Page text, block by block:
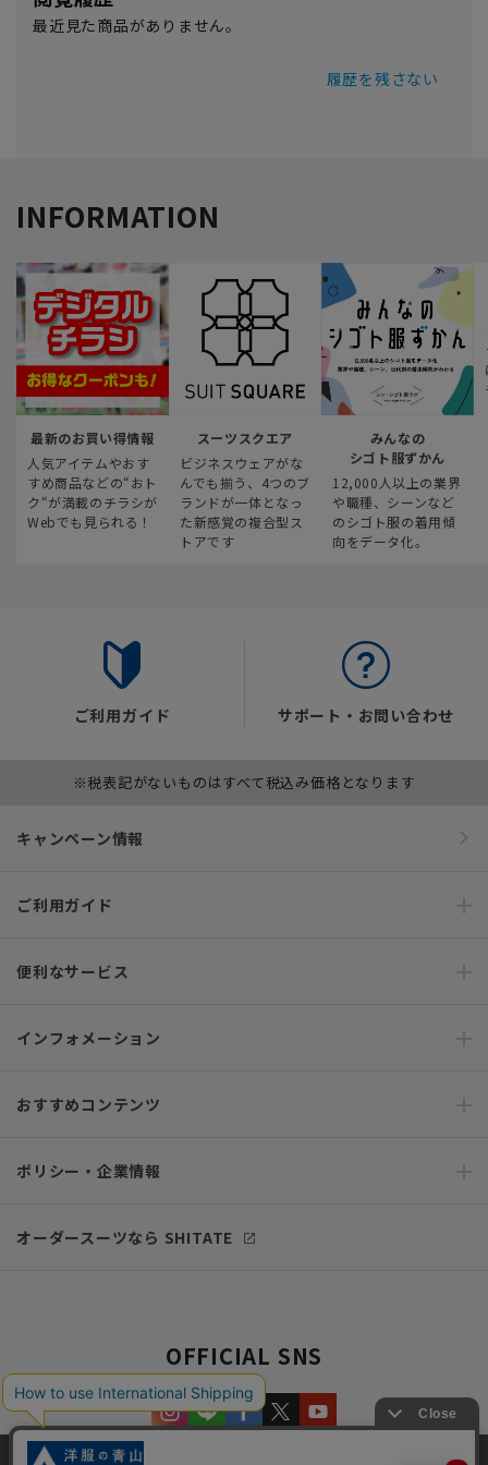
最近見た商品がありません。
履歴を残さない
INFORMATION
最新のお買い得情報
人気アイテムやおす
すめ商品などの“おト
ク“が満載のチラシが
Webでも見られる！
スーツスクエア
ビジネスウェアがな
んでも揃う、4つのブ
ランドが一体となっ
た新感覚の複合型ス
トアです
みんなの
シゴト服ずかん
12,000人以上の業界
や職種、シーンなど
のシゴト服の着用傾
向をデータ化。
ご利用ガイド サポート・お問い合わせ
※税表記がないものはすべて税込み価格となります
キャンペーン情報
ご利用ガイド
便利なサービス
インフォメーション
おすすめコンテンツ
ポリシー・企業情報
オーダースーツなら SHITATE
OFFICIAL SNS